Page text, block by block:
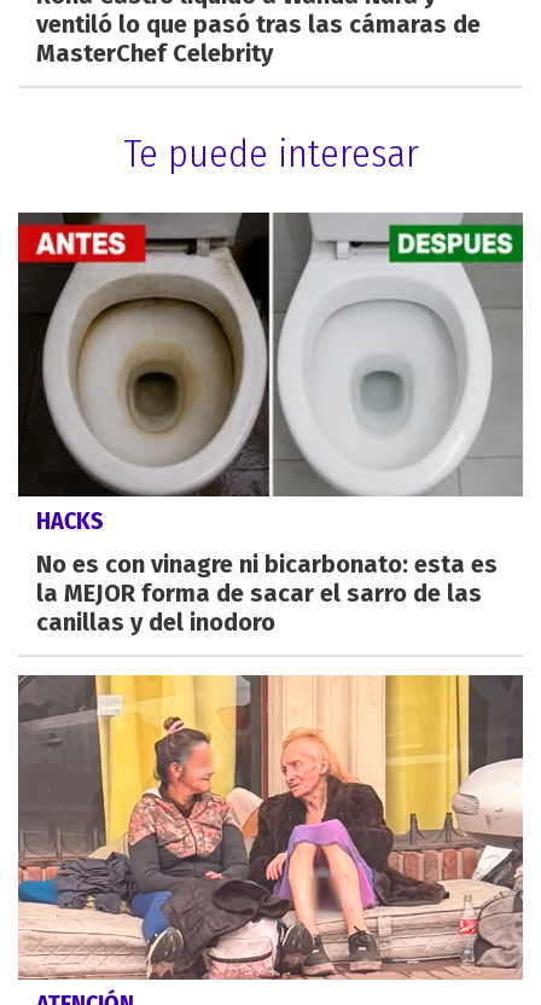
ventiló lo que pasó tras las cámaras de
MasterChef Celebrity
Te puede interesar
HACKS
No es con vinagre ni bicarbonato: esta es
la MEJOR forma de sacar el sarro de las
canillas y del inodoro